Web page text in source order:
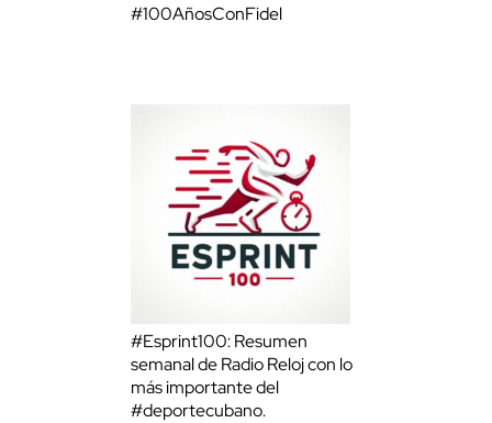
#100AñosConFidel
#Esprint100: Resumen
semanal de Radio Reloj con lo
más importante del
#deportecubano.